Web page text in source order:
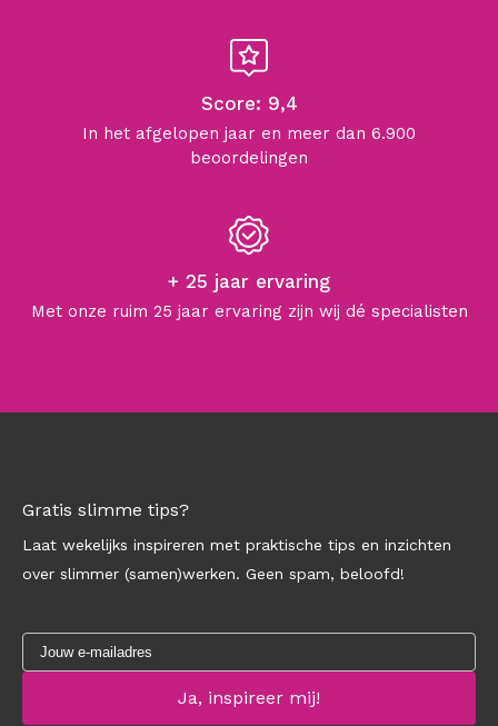
Score: 9,4
In het afgelopen jaar en meer dan 6.900
beoordelingen
+ 25 jaar ervaring
Met onze ruim 25 jaar ervaring zijn wij dé specialisten
Gratis slimme tips?
Laat wekelijks inspireren met praktische tips en inzichten
over slimmer (samen)werken. Geen spam, beloofd!